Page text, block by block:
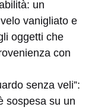
un
vanigliato e
oggetti che
con
senza veli”:
sospesa su un